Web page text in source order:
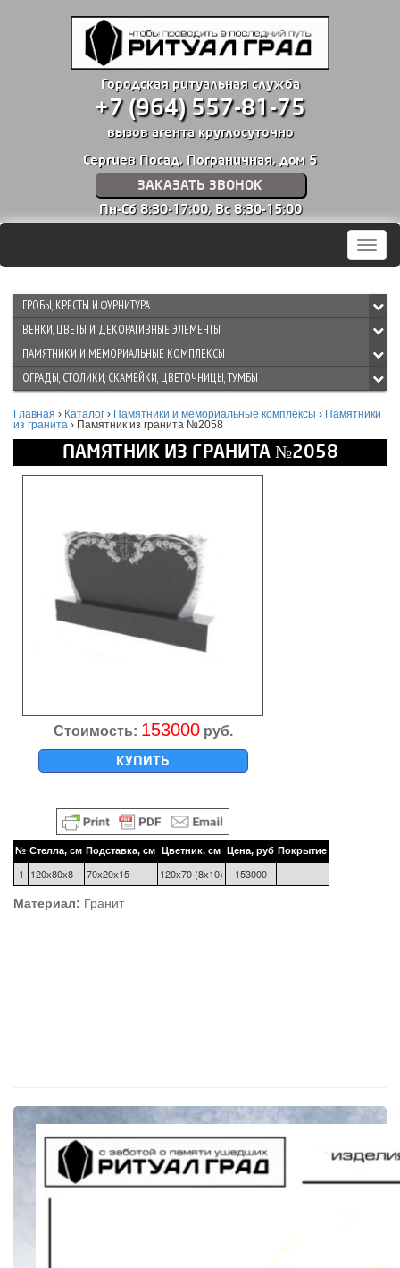
Городская ритуальная служба
+7 (964) 557-81-75
вызов агента круглосуточно
Сергиев Посад, Пограничная, дом 5
ЗАКАЗАТЬ ЗВОНОК
Пн-Сб 8:30-17:00, Вс 8:30-15:00
Меню
ГРОБЫ, КРЕСТЫ И ФУРНИТУРА
ВЕНКИ, ЦВЕТЫ И ДЕКОРАТИВНЫЕ ЭЛЕМЕНТЫ
ПАМЯТНИКИ И МЕМОРИАЛЬНЫЕ КОМПЛЕКСЫ
ОГРАДЫ, СТОЛИКИ, СКАМЕЙКИ, ЦВЕТОЧНИЦЫ, ТУМБЫ
Главная › Каталог › Памятники и мемориальные комплексы › Памятники
из гранита › Памятник из гранита №2058
ПАМЯТНИК ИЗ ГРАНИТА №2058
Стоимость: 153000руб.
КУПИТЬ
№ Стелла, см Подставка, см Цветник, см Цена, руб Покрытие
1 120х80х8 70х20х15 120х70 (8х10) 153000
Материал: Гранит